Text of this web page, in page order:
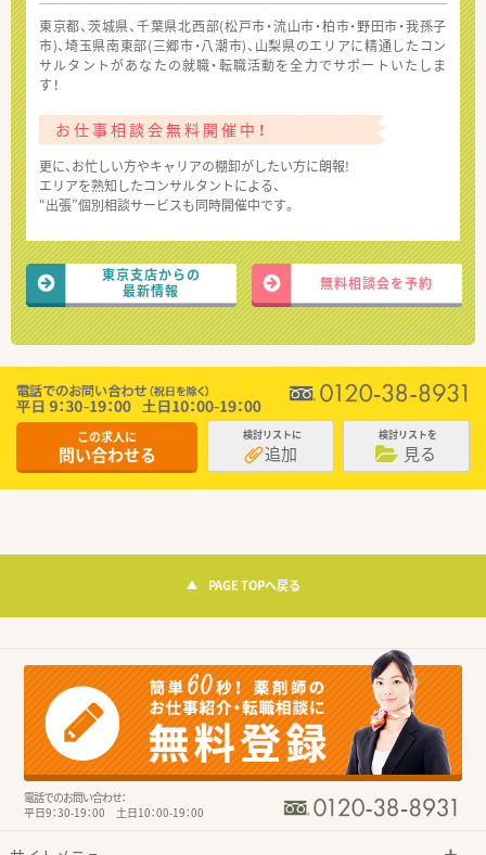
東京都、茨城県、千葉県北西部(松戸市・流山市・柏市・野田市・我孫子
市)、埼玉県南東部(三郷市・八潮市)、山梨県のエリアに精通したコン
サルタントがあなたの就職・転職活動を全力でサポートいたしま
す！
お仕事相談会無料開催中！
更に、お忙しい方やキャリアの棚卸がしたい方に朗報!
エリアを熟知したコンサルタントによる、
“出張”個別相談サービスも同時開催中です。
東京支店からの
最新情報
無料相談会を予約
この求人に
問い合わせる
検討リストに
追加
検討リストを
見る
PAGE TOPへ戻る
電話でのお問い合わせ：
平日9：30-19：00 土日10：00-19：00